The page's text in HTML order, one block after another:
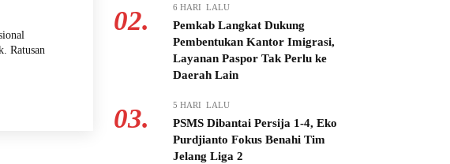
Ratusan
02. 6 HARI LALU
Pemkab Langkat Dukung
Pembentukan Kantor Imigrasi,
Layanan Paspor Tak Perlu ke
Daerah Lain
03. 5 HARI LALU
PSMS Dibantai Persija 1-4, Eko
Purdjianto Fokus Benahi Tim
Jelang Liga 2